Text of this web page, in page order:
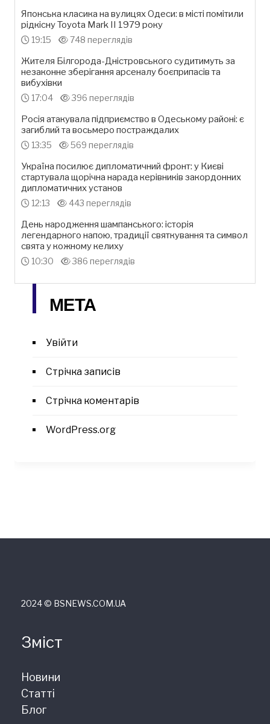
Японська класика на вулицях Одеси: в місті помітили
рідкісну Toyota Mark II 1979 року
19:15 748 переглядів
Жителя Білгорода-Дністровського судитимуть за
незаконне зберігання арсеналу боєприпасів та
вибухівки
17:04 396 переглядів
Росія атакувала підприємство в Одеському районі: є
загиблий та восьмеро постраждалих
13:35 569 переглядів
Україна посилює дипломатичний фронт: у Києві
стартувала щорічна нарада керівників закордонних
дипломатичних установ
12:13 443 переглядів
День народження шампанського: історія
легендарного напою, традиції святкування та символ
свята у кожному келиху
10:30 386 переглядів
МЕТА
Увійти
Стрічка записів
Стрічка коментарів
WordPress.org
2024 © ВSNEWS.COM.UA
Зміст
Новини
Статті
Блог